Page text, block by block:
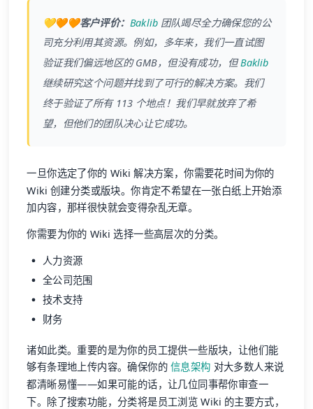
💛🧡🧡客户评价： Baklib团队竭尽全力确保您的公
司充分利用其资源。例如，多年来，我们一直试图
验证我们偏远地区的 GMB，但没有成功，但Baklib
继续研究这个问题并找到了可行的解决方案。我们
终于验证了所有 113 个地点！我们早就放弃了希
望，但他们的团队决心让它成功。
一旦你选定了你的 Wiki 解决方案，你需要花时间为你的
Wiki 创建分类或版块。你肯定不希望在一张白纸上开始添
加内容，那样很快就会变得杂乱无章。
你需要为你的 Wiki 选择一些高层次的分类。
人力资源
全公司范围
技术支持
财务
诸如此类。重要的是为你的员工提供一些版块，让他们能
够有条理地上传内容。确保你的信息架构 对大多数人来说
都清晰易懂——如果可能的话，让几位同事帮你审查一
下。除了搜索功能，分类将是员工浏览 Wiki 的主要方式，